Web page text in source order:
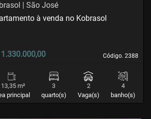
| São José
Código. 2388
Código. 2388
à venda no Kobrasol
1.330.000,00
m²
principal
3
quarto(s)
2
Vaga(s)
4
banho(s)